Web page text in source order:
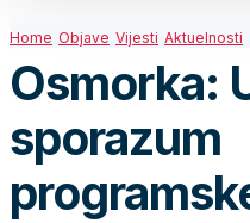
Home Objave Vijesti Aktuelnosti
Osmorka:
sporazum